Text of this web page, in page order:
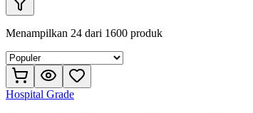
Menampilkan 24 dari 1600 produk
Hospital Grade